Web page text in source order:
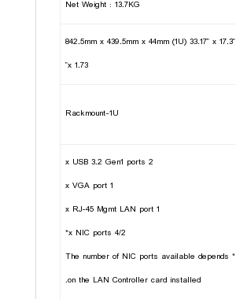
Net Weight : 13.7KG
842.5mm x 439.5mm x 44mm (1U) 33.17” x 17.3”
x 1.73”
Rackmount-1U
2 x USB 3.2 Gen1 ports
1 x VGA port
1 x RJ-45 Mgmt LAN port
4/2 x NIC ports*
* The number of NIC ports available depends
on the LAN Controller card installed.